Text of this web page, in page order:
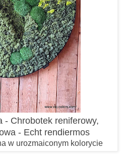
- Chrobotek reniferowy,
- Echt rendiermos
w urozmaiconym kolorycie